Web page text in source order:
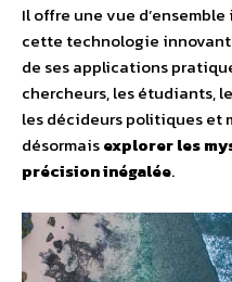
Il offre une vue
cette technologie
de ses applications
chercheurs, les étudiants,
les décideurs politiques et
désormaisexplorer les
précision inégalée.